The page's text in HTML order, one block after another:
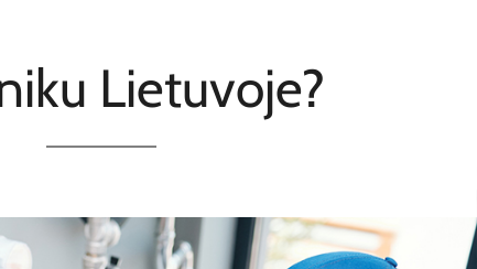
Lietuvoje?